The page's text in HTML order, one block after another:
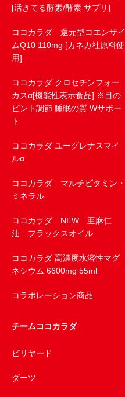
[活きてる酵素/酵素 サプリ]
ココカラダ 還元型コエンザイ
ムQ10 110mg [カネカ社原料使
用]
ココカラダ クロセチンフォー
カスα[機能性表示食品] ※目の
ピント調節 睡眠の質 Wサポー
ト
ココカラダ ユーグレナスマイ
ルα
ココカラダ マルチビタミン・
ミネラル
ココカラダ NEW 亜麻仁
油 フラックスオイル
ココカラダ 高濃度水溶性マグ
ネシウム 6600mg 55ml
コラボレーション商品
チームココカラダ
ビリヤード
ダーツ